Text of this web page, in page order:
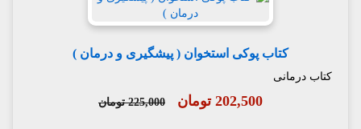
کتاب پوکی استخوان ( پیشگیری و درمان )
کتاب درمانی
202,500 تومان 225,000 تومان